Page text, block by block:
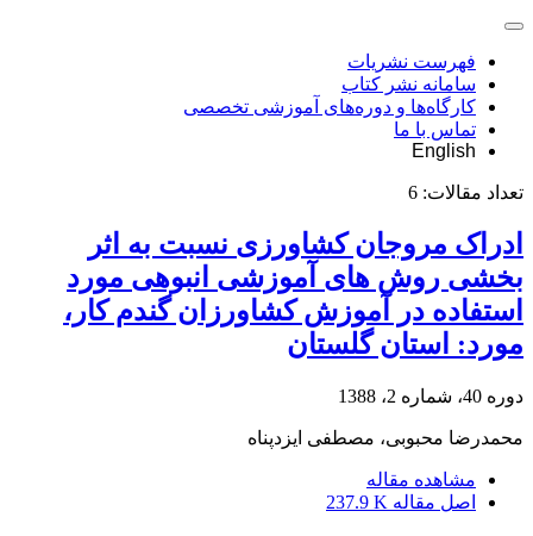
فهرست نشریات
سامانه نشر کتاب
کارگاه‌ها و دوره‌های آموزشی تخصصی
تماس با ما
English
تعداد مقالات: 6
ادراک مروجان کشاورزی نسبت به اثر
بخشی روش های آموزشی انبوهی مورد
استفاده در آموزش کشاورزان گندم کار،
مورد: استان گلستان
دوره 40، شماره 2، 1388
محمدرضا محبوبی، مصطفی ایزدپناه
مشاهده مقاله
اصل مقاله 237.9 K